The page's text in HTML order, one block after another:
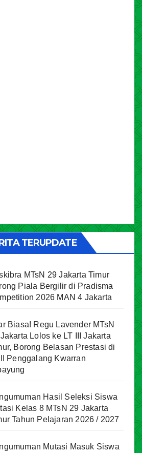
TERUPDATE
MTsN 29 Jakarta Timur
Piala Bergilir di Pradisma
2026 MAN 4 Jakarta
Biasa! Regu Lavender MTsN
Lolos ke LT III Jakarta
Borong Belasan Prestasi di
II Penggalang Kwarran
Hasil Seleksi Siswa
Kelas 8 MTsN 29 Jakarta
Tahun Pelajaran 2026 / 2027
Mutasi Masuk Siswa